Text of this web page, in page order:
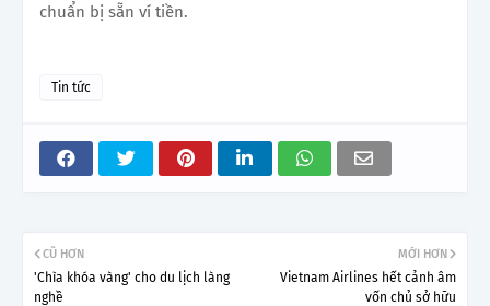
chuẩn bị sẵn ví tiền.
Tin tức
MỚI HƠN
Vietnam Airlines hết cảnh âm
vốn chủ sở hữu
CŨ HƠN
'Chìa khóa vàng' cho du lịch làng
nghề